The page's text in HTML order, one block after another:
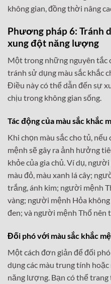
không gian, đồng thời nâng
Phương pháp 6: Tránh
xung đột năng lượng
Một trong những nguyên tắc
tránh sử dụng màu sắc khắc
Điều này có thể dẫn đến sự
chịu trong không gian sống.
Tác động của màu sắc khắc
Khi chọn màu sắc cho tủ,
mệnh sẽ gây ra ảnh hưởng
khỏe của gia chủ. Ví dụ,
màu đỏ, màu xanh lá cây;
trắng, ánh kim; người mệnh
vàng; người mệnh Hỏa
đen; và người mệnh Thổ nên
Đối phó với màu sắc khắc
Một cách đơn giản để đối
dụng các màu trung tính
năng lượng. Bạn có thể